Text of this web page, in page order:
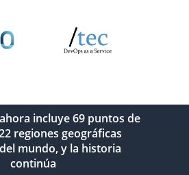
incluye 69 puntos de
regiones geográficas
mundo, y la historia
continúa